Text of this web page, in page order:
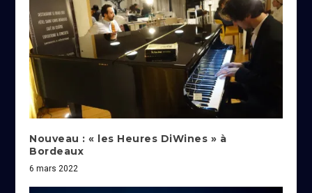
Nouveau : « les Heures DiWines » à
Bordeaux
6 mars 2022